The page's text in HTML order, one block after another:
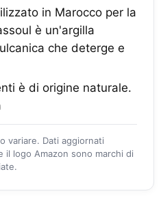
in Marocco per la
è un'argilla
che deterge e
è di origine naturale.
variare. Dati aggiornati
il logo Amazon sono marchi di